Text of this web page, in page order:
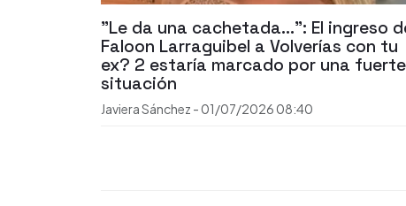
"Le da una cachetada...": El ingreso
Faloon Larraguibel a Volverías con tu
ex? 2 estaría marcado por una fuerte
situación
Javiera Sánchez - 01/07/2026 08:40